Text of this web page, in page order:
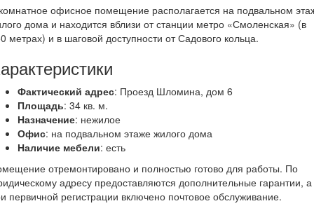
офисное помещение располагается на подвальном
дома и находится вблизи от станции метро «Смоленская» (в
метрах) и в шаговой доступности от Садового кольца.
Фактический адрес: Проезд Шломина, дом 6
Площадь: 34 кв. м.
Назначение: нежилое
Офис: на подвальном этаже жилого дома
Наличие мебели: есть
отремонтировано и полностью готово для работы. По
адресу предоставляются дополнительные гарантии, а
первичной регистрации включено почтовое обслуживание.